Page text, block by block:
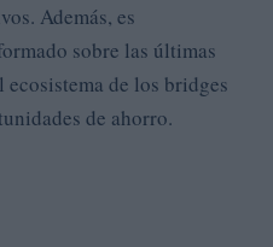
Además, es
sobre las últimas
de los bridges
de ahorro.